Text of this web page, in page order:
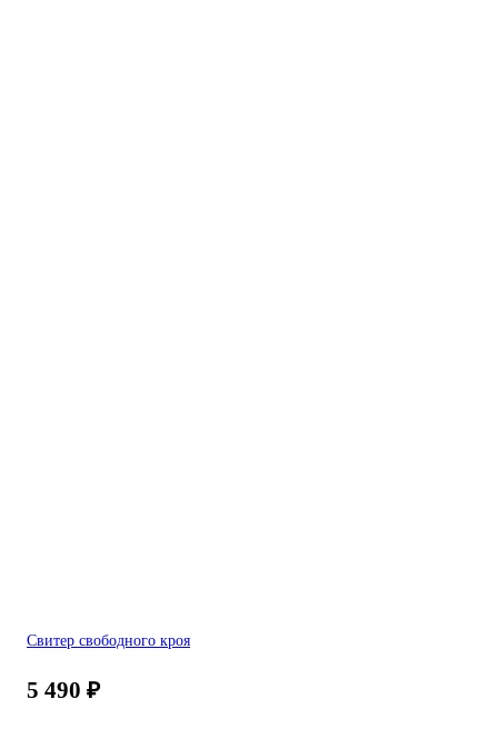
Свитер свободного кроя
5 490 ₽